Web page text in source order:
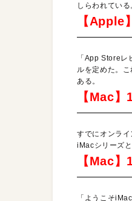
しらわれている
【Apple
「App Store
ルを定めた。
ある。
【Mac
すでにオンラ
iMacシリーズ
【Mac
「ようこそ